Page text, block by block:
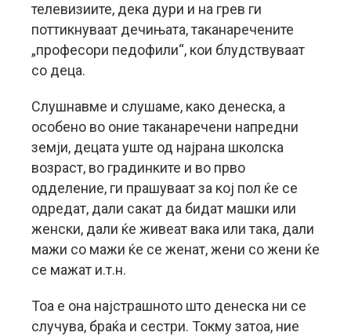
телевизиите, дека дури и на грев ги
поттикнуваат дечињата, таканаречените
„професори педофили“, кои блудствуваат
со деца.
Слушнавме и слушаме, како денеска, а
особено во оние таканаречени напредни
земји, децата уште од најрана школска
возраст, во градинките и во прво
одделение, ги прашуваат за кој пол ќе се
одредат, дали сакат да бидат машки или
женски, дали ќе живеат вака или така, дали
мажи со мажи ќе се женат, жени со жени ќе
се мажат и.т.н.
Тоа е она најстрашното што денеска ни се
случува, браќа и сестри. Токму затоа, ние